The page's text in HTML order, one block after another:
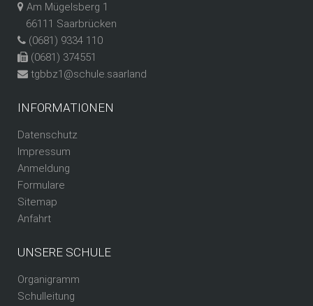
Am Mügelsberg 1
66111 Saarbrücken
(0681) 9334 110
(0681) 374551
tgbbz1@schule.saarland
INFORMATIONEN
Datenschutz
Impressum
Anmeldung
Formulare
Sitemap
Anfahrt
UNSERE SCHULE
Organigramm
Schulleitung